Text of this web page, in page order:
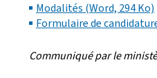
Modalités (Word, 294 Ko)
Formulaire de
Communiqué par le